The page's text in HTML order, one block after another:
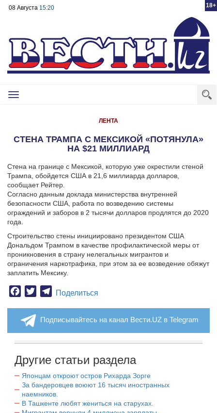
18+
08 Августа 15:20
Toggle
ЛЕНТА
СТЕНА ТРАМПА С МЕКСИКОЙ «ПОТЯНУЛА»
НА $21 МИЛЛИАРД
Стена на границе с Мексикой, которую уже окрестили стеной
Трампа, обойдется США в 21,6 миллиарда долларов,
сообщает Рейтер.
Согласно данным доклада министерства внутренней
безопасности США, работа по возведению системы
ограждений и заборов в 2 тысячи долларов продлятся до 2020
года.
Строительство стены инициировано президентом США
Дональдом Трампом в качестве профилактической меры от
проникновения в страну нелегальных мигрантов и
ограничения наркотрафика, при этом за ее возведение обяжут
заплатить Мексику.
Facebook
TwitterTelegram
Поделиться
Подписывайтесь на канал Вести.UZ в Telegram
Другие статьи раздела
Японцам откроют остров Рихарда Зорге
За бандеровцев воюют 16 тысяч иностранных
наемников.
В Ташкенте любят жениться на старухах.